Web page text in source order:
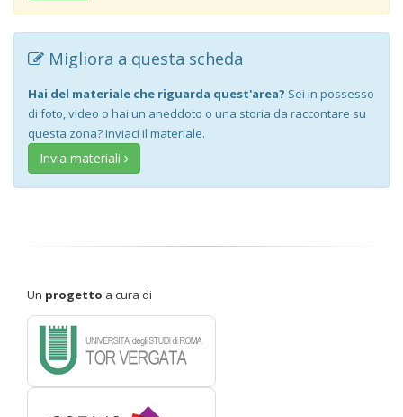
Migliora a questa scheda
Hai del materiale che riguarda quest'area? Sei in possesso
di foto, video o hai un aneddoto o una storia da raccontare su
questa zona? Inviaci il materiale.
Invia materiali
Un progetto a cura di